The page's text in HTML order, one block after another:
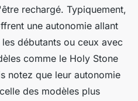
rechargé. Typiquement,
une autonomie allant
débutants ou ceux avec
comme le Holy Stone
notez que leur autonomie
des modèles plus